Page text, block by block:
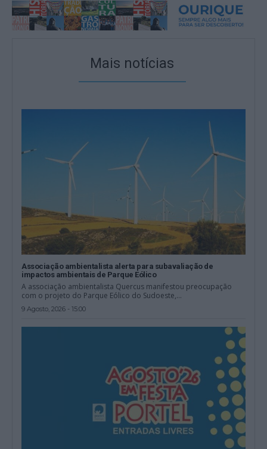
Mais notícias
Associação ambientalista alerta para subavaliação de
impactos ambientais de Parque Eólico
A associação ambientalista Quercus manifestou preocupação
com o projeto do Parque Eólico do Sudoeste,...
9 Agosto, 2026 - 15:00